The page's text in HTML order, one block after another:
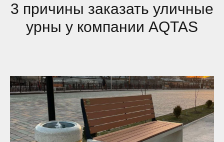
Заказать звонок
О
компании
Работы
Контакты
Акции
Блог
3 причины заказать уличные
урны у компании AQTAS